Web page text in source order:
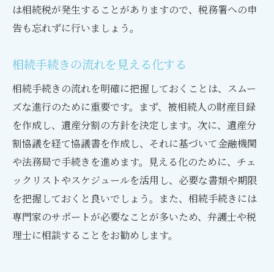
は相続税が発生することがありますので、税務署への申
告も忘れずに行いましょう。
相続手続きの流れを見える化する
相続手続きの流れを明確に把握しておくことは、スムー
ズな進行のために重要です。まず、被相続人の財産目録
を作成し、遺産分割の方針を決定します。次に、遺産分
割協議を経て協議書を作成し、それに基づいて金融機関
や法務局で手続きを進めます。見える化のために、チェ
ックリストやスケジュールを活用し、必要な書類や期限
を把握しておくと良いでしょう。また、相続手続きには
専門家のサポートが必要なことが多いため、弁護士や税
理士に相談することをお勧めします。